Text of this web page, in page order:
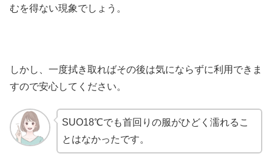
むを得ない現象でしょう。
しかし、一度拭き取ればその後は気にならずに利用できま
すので安心してください。
SUO18℃でも首回りの服がひどく濡れるこ
とはなかったです。